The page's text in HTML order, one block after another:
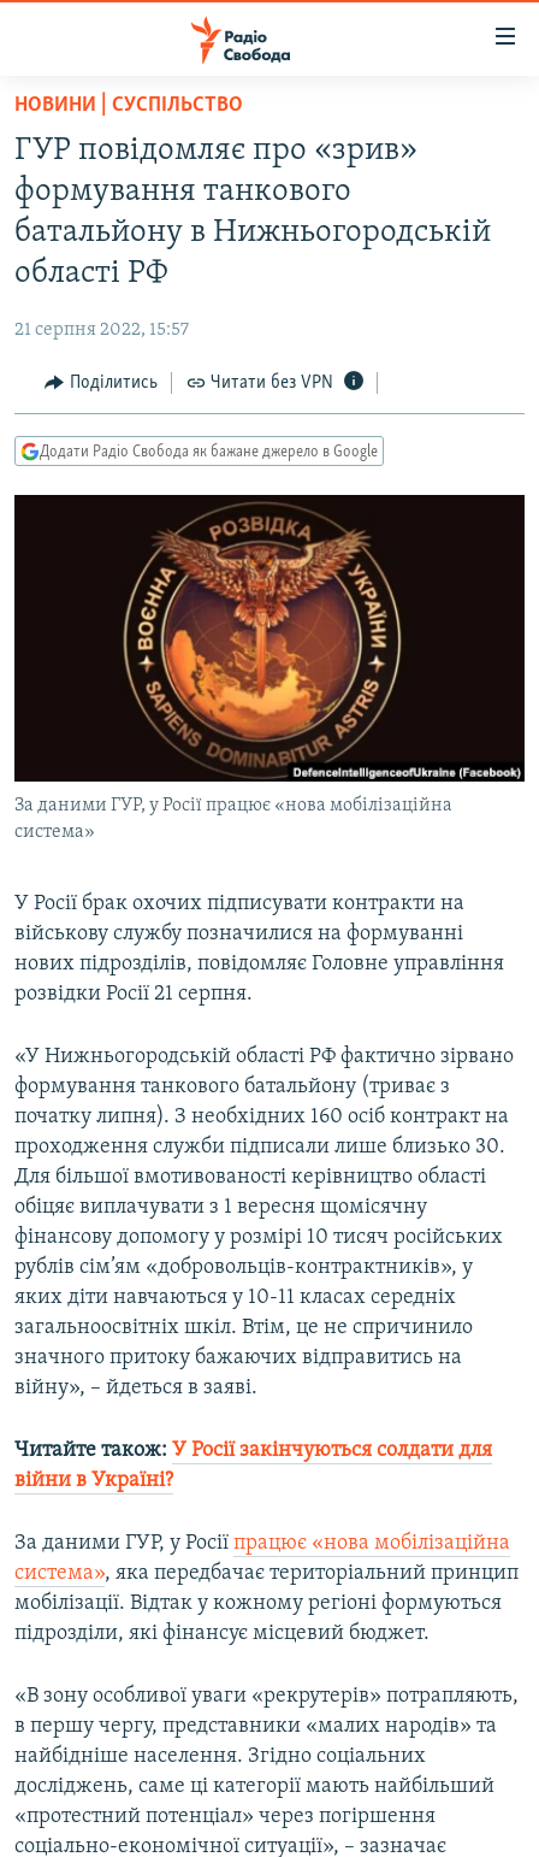
Перейти
основного
матеріалу
Перейти
до
основної
Перейти
пошуку
ВСЕ ЗА ДОБУ
СТАТТІ
ПОЛІТИКА
СУСПІЛЬСТВО
КУЛЬТУРА
СПОРТ
ВІЙНА
ДОНБАС.РЕАЛІЇ
КРИМ.РЕАЛІЇ
ТИ ЯК?
КИТАЙ.ВИКЛИКИ
МУЛЬТИМЕДІА
СПЕЦПРОЄКТИ
КРИМ РЕАЛІЇ
РУС
ДОЛУЧАЙСЯ!
Усі сайти RFE/RL
НОВИНИ | СУСПІЛЬСТВО
ГУР повідомляє про «зрив»
формування танкового
батальйону в Нижньогородській
області РФ
21 серпня 2022, 15:57
Поділитись Читати без VPN
Додати Радіо Свобода як бажане джерело в Google
За даними ГУР, у Росії працює «нова мобілізаційна
система»
У Росії брак охочих підписувати контракти на
військову службу позначилися на формуванні
нових підрозділів, повідомляє Головне управління
розвідки Росії 21 серпня.
«У Нижньогородській області РФ фактично зірвано
формування танкового батальйону (триває з
початку липня). З необхідних 160 осіб контракт на
проходження служби підписали лише близько 30.
Для більшої вмотивованості керівництво області
обіцяє виплачувати з 1 вересня щомісячну
фінансову допомогу у розмірі 10 тисяч російських
рублів сім’ям «добровольців-контрактників», у
яких діти навчаються у 10-11 класах середніх
загальноосвітніх шкіл. Втім, це не спричинило
значного притоку бажаючих відправитись на
війну», – йдеться в заяві.
Читайте також: У Росії закінчуються солдати для
війни в Україні?
За даними ГУР, у Росії працює «нова мобілізаційна
система», яка передбачає територіальний принцип
мобілізації. Відтак у кожному регіоні формуються
підрозділи, які фінансує місцевий бюджет.
«В зону особливої уваги «рекрутерів» потрапляють,
в першу чергу, представники «малих народів» та
найбідніше населення. Згідно соціальних
досліджень, саме ці категорії мають найбільший
«протестний потенціал» через погіршення
соціально-економічної ситуації», – зазначає